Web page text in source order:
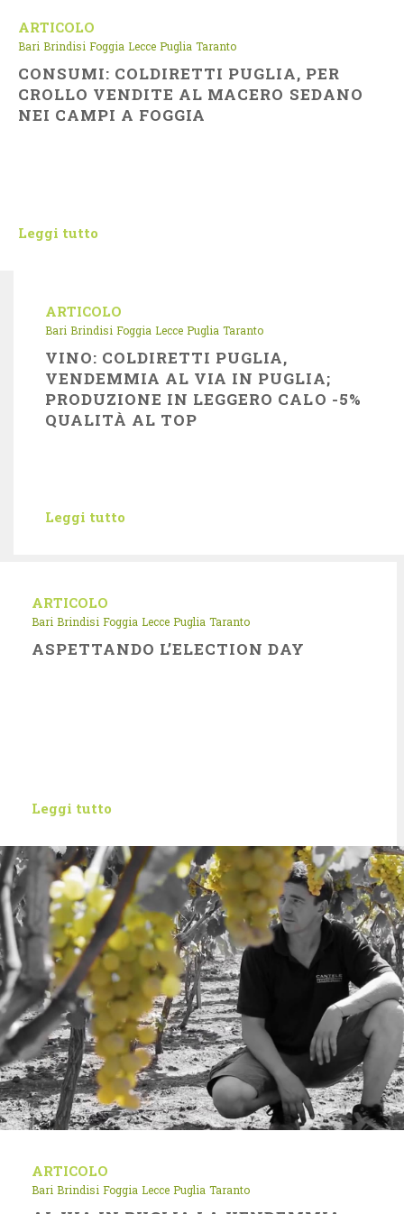
ARTICOLO
Bari Brindisi Foggia Lecce Puglia Taranto
CONSUMI: COLDIRETTI PUGLIA, PER
CROLLO VENDITE AL MACERO SEDANO
NEI CAMPI A FOGGIA
Leggi tutto
ARTICOLO
Bari Brindisi Foggia Lecce Puglia Taranto
VINO: COLDIRETTI PUGLIA,
VENDEMMIA AL VIA IN PUGLIA;
PRODUZIONE IN LEGGERO CALO -5%
QUALITÀ AL TOP
Leggi tutto
ARTICOLO
Bari Brindisi Foggia Lecce Puglia Taranto
ASPETTANDO L’ELECTION DAY
Leggi tutto
ARTICOLO
Bari Brindisi Foggia Lecce Puglia Taranto